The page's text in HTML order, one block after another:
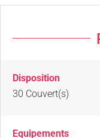
Disposition
30 Couvert(s)
Equipements